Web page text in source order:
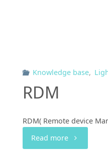
Knowledge base,
RDM
RDM( Remote device
Read more"RDM"